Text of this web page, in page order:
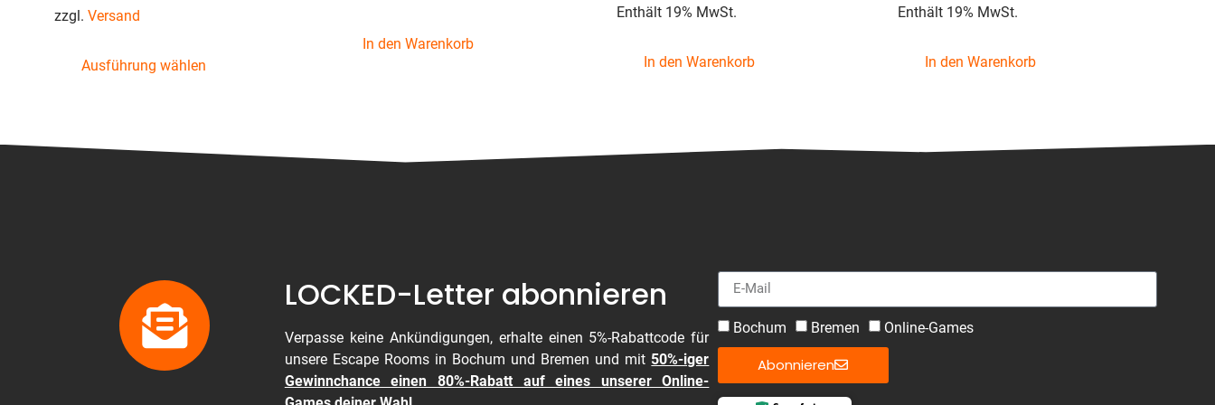
zzgl. Versand
Ausführung wählen
In den Warenkorb
4.39
von 5
Enthält 19% MwSt.
In den Warenkorb
4.57
von 5
Enthält 19% MwSt.
In den Warenkorb
LOCKED-Letter abonnieren
Verpasse keine Ankündigungen, erhalte einen 5%-Rabattcode für
unsere Escape Rooms in Bochum und Bremen und mit 50%-iger
Gewinnchance einen 80%-Rabatt auf eines unserer Online-
Bochum Bremen Online-Games
Abonnieren